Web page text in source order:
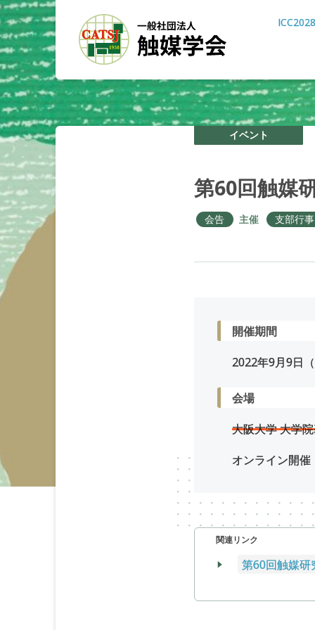
イベント
第60回触媒
会告 主催 支部行事
開催期間
2022年9月9日
会場
大阪大学 大学
オンライン開
関連リンク
第60回触媒研